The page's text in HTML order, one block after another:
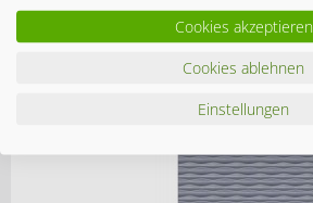
323,10 € *
Cookies akzeptieren
Cookies ablehnen
Einstellungen